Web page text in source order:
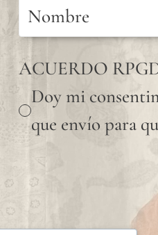
ACUERDO
Doy mi
que envío para